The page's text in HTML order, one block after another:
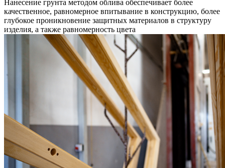
Нанесение грунта методом облива обеспечивает более
качественное, равномерное впитывание в конструкцию, более
глубокое проникновение защитных материалов в структуру
изделия, а также равномерность цвета